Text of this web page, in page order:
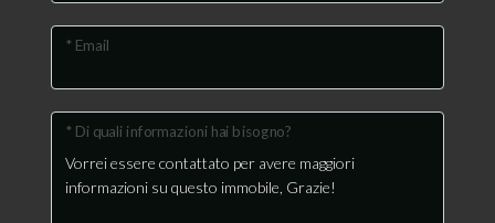
* Email
* Di quali informazioni hai bisogno?